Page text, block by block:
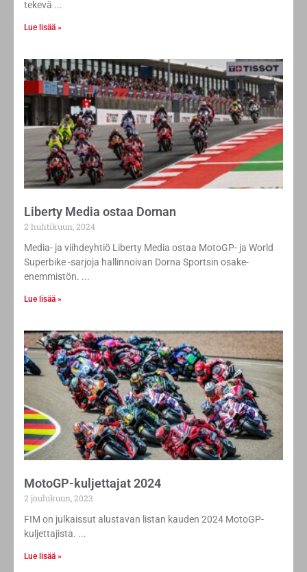
tekevä
Lue lisää »
Liberty Media ostaa Dornan
2 huhtikuun, 2024
Media- ja viihdeyhtiö Liberty Media ostaa MotoGP- ja World
Superbike -sarjoja hallinnoivan Dorna Sportsin osake-
enemmistön.
Lue lisää »
MotoGP-kuljettajat 2024
2 joulukuun, 2023
FIM on julkaissut alustavan listan kauden 2024 MotoGP-
kuljettajista.
Lue lisää »